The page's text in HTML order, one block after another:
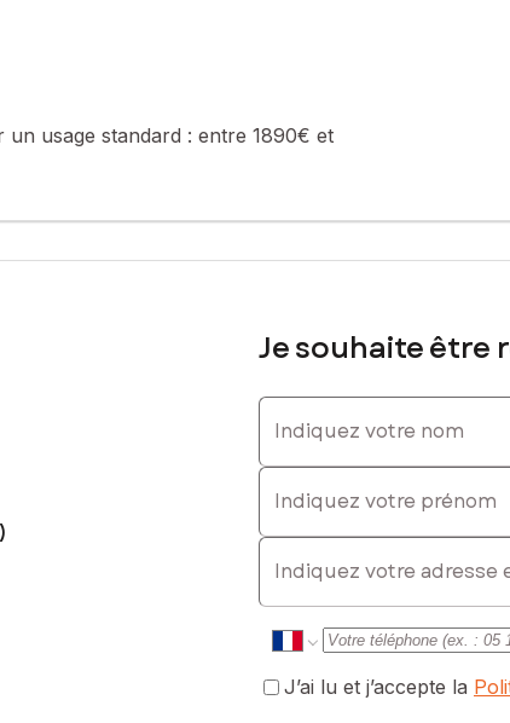
chauffée et couverte par un dôme, parfaite pour prolonger
saine et de beaux volumes. Côté confort, la chaudière gaz
organiser une visite et venir découvrir tout le potentiel de
disponibles sur le site Géorisques : www.georisques.gouv.fr
E-mail : mael.bertout@safti.fr - EI - Agent commercial
un usage standard : entre 1890€ et
Je souhaite être
Indiquez votre nom
Indiquez votre prénom
E-mail
J’ai lu et j’accepte la